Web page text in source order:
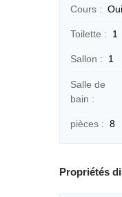
Cours : Oui
Toilette : 1
Sallon : 1
Salle de
bain :
pièces : 8
Propriétés